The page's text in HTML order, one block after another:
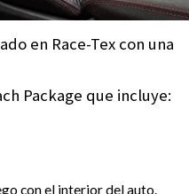
en Race-Tex con una
Package que incluye:
con el interior del auto.